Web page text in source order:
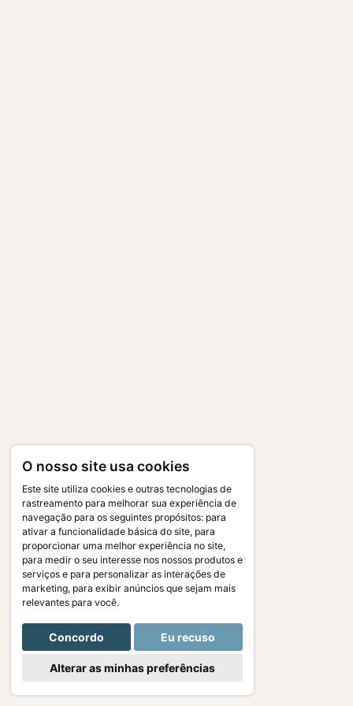
O nosso site usa cookies
Este site utiliza cookies e outras tecnologias de
rastreamento para melhorar sua experiência de
navegação para os seguintes propósitos: para
ativar a funcionalidade básica do site, para
proporcionar uma melhor experiência no site,
para medir o seu interesse nos nossos produtos e
serviços e para personalizar as interações de
marketing, para exibir anúncios que sejam mais
relevantes para você.
Concordo Eu recuso
Alterar as minhas preferências